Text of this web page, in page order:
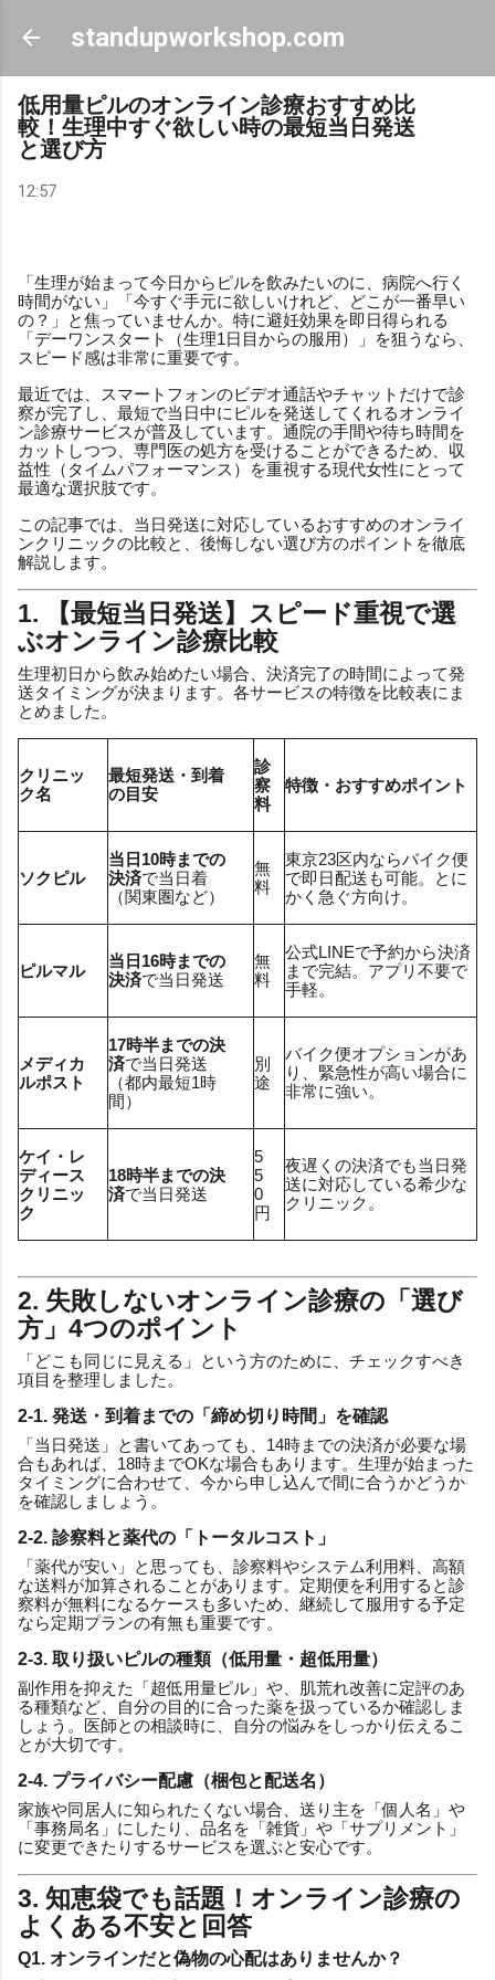
スキップしてメイン コンテンツに移動
standupworkshop.com
低用量ピルのオンライン診療おすすめ比
較！生理中すぐ欲しい時の最短当日発送
と選び方
12:57
「生理が始まって今日からピルを飲みたいのに、病院へ行く
時間がない」「今すぐ手元に欲しいけれど、どこが一番早い
の？」と焦っていませんか。特に避妊効果を即日得られる
「デーワンスタート（生理1日目からの服用）」を狙うなら、
スピード感は非常に重要です。
最近では、スマートフォンのビデオ通話やチャットだけで診
察が完了し、最短で当日中にピルを発送してくれるオンライ
ン診療サービスが普及しています。通院の手間や待ち時間を
カットしつつ、専門医の処方を受けることができるため、収
益性（タイムパフォーマンス）を重視する現代女性にとって
最適な選択肢です。
この記事では、当日発送に対応しているおすすめのオンライ
ンクリニックの比較と、後悔しない選び方のポイントを徹底
解説します。
1. 【最短当日発送】スピード重視で選
ぶオンライン診療比較
生理初日から飲み始めたい場合、決済完了の時間によって発
送タイミングが決まります。各サービスの特徴を比較表にま
とめました。
クリニッ
ク名
最短発送・到着
の目安
診
察
料
特徴・おすすめポイント
ソクピル
当日10時までの
決済で当日着
（関東圏など）
無
料
東京23区内ならバイク便
で即日配送も可能。とに
かく急ぐ方向け。
ピルマル
当日16時までの
決済で当日発送
無
料
公式LINEで予約から決済
まで完結。アプリ不要で
手軽。
メディカ
ルポスト
17時半までの決
済で当日発送
（都内最短1時
間）
別
途
バイク便オプションがあ
り、緊急性が高い場合に
非常に強い。
ケイ・レ
ディース
クリニッ
ク
18時半までの決
済で当日発送
5
5
0
円
夜遅くの決済でも当日発
送に対応している希少な
クリニック。
2. 失敗しないオンライン診療の「選び
方」4つのポイント
「どこも同じに見える」という方のために、チェックすべき
項目を整理しました。
2-1. 発送・到着までの「締め切り時間」を確認
「当日発送」と書いてあっても、14時までの決済が必要な場
合もあれば、18時までOKな場合もあります。生理が始まった
タイミングに合わせて、今から申し込んで間に合うかどうか
を確認しましょう。
2-2. 診察料と薬代の「トータルコスト」
「薬代が安い」と思っても、診察料やシステム利用料、高額
な送料が加算されることがあります。定期便を利用すると診
察料が無料になるケースも多いため、継続して服用する予定
なら定期プランの有無も重要です。
2-3. 取り扱いピルの種類（低用量・超低用量）
副作用を抑えた「超低用量ピル」や、肌荒れ改善に定評のあ
る種類など、自分の目的に合った薬を扱っているか確認しま
しょう。医師との相談時に、自分の悩みをしっかり伝えるこ
とが大切です。
2-4. プライバシー配慮（梱包と配送名）
家族や同居人に知られたくない場合、送り主を「個人名」や
「事務局名」にしたり、品名を「雑貨」や「サプリメント」
に変更できたりするサービスを選ぶと安心です。
3. 知恵袋でも話題！オンライン診療の
よくある不安と回答
Q1. オンラインだと偽物の心配はありませんか？